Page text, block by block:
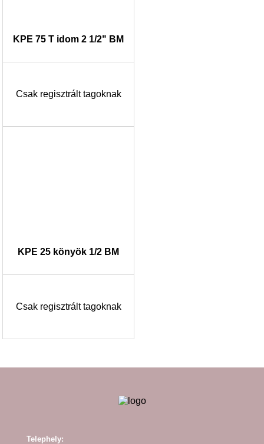
KPE 75 T idom 2 1/2" BM
Csak regisztrált tagoknak
KPE 25 könyök 1/2 BM
Csak regisztrált tagoknak
Telephely: